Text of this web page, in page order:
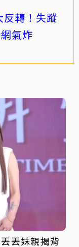
反轉！失蹤
氣炸
丟妹親揭背